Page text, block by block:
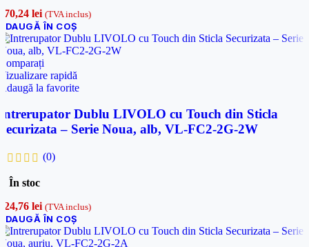
lei (TVA inclus)
ÎN COȘ
rapidă
la favorite
Dublu LIVOLO cu Touch din Sticla
– Serie Noua, alb, VL-FC2-2G-2W
(0)
În stoc
lei (TVA inclus)
ÎN COȘ